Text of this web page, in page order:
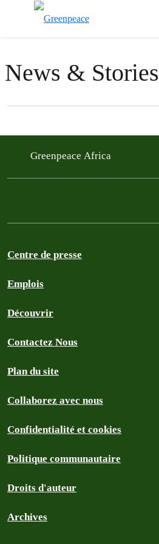
News & Stories
Filter posts
Greenpeace Africa
Centre de presse
Emplois
Découvrir
Contactez Nous
Plan du site
Collaborez avec nous
Confidentialité et cookies
Politique communautaire
Droits d'auteur
Archives